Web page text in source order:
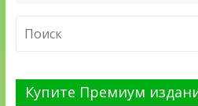
Купите Премиум